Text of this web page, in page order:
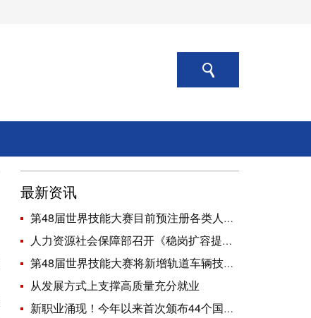
最新资讯
第48届世界技能大赛目前预注册各类人员近5900人
人力资源社会保障部召开《稳岗扩容提质行动方案》部署推进会
第48届世界技能大赛将新增轨道车辆技术、无人机系统等7个项目
从发展方式上支撑高质量充分就业
新职业涌现！今年以来首次颁布44个国家职业标准